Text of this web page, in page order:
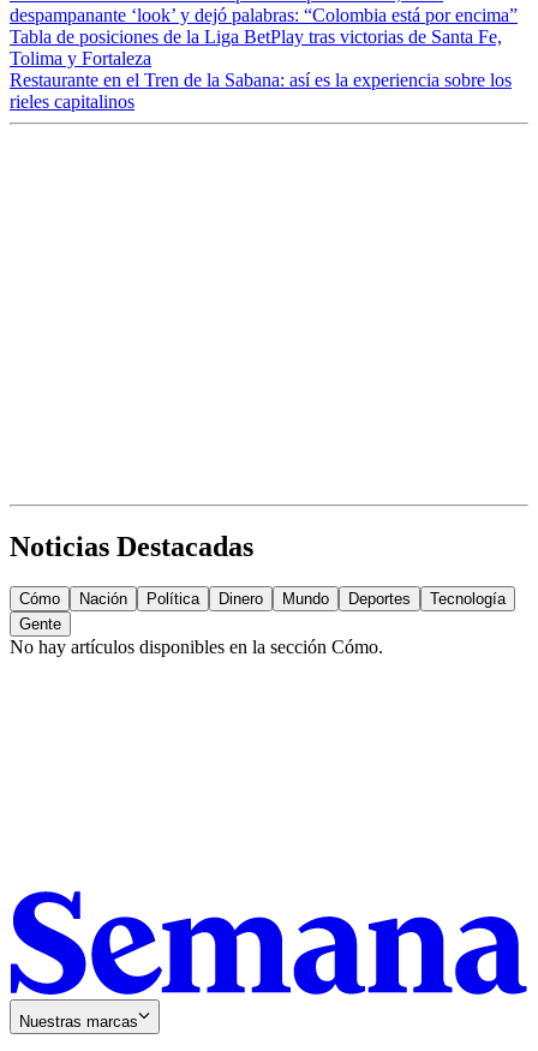
despampanante ‘look’ y dejó palabras: “Colombia está por encima”
Tabla de posiciones de la Liga BetPlay tras victorias de Santa Fe,
Tolima y Fortaleza
Restaurante en el Tren de la Sabana: así es la experiencia sobre los
rieles capitalinos
Noticias Destacadas
Cómo Nación Política Dinero Mundo Deportes
Tecnología
Gente
No hay artículos disponibles en la sección Cómo.
Nuestras marcas